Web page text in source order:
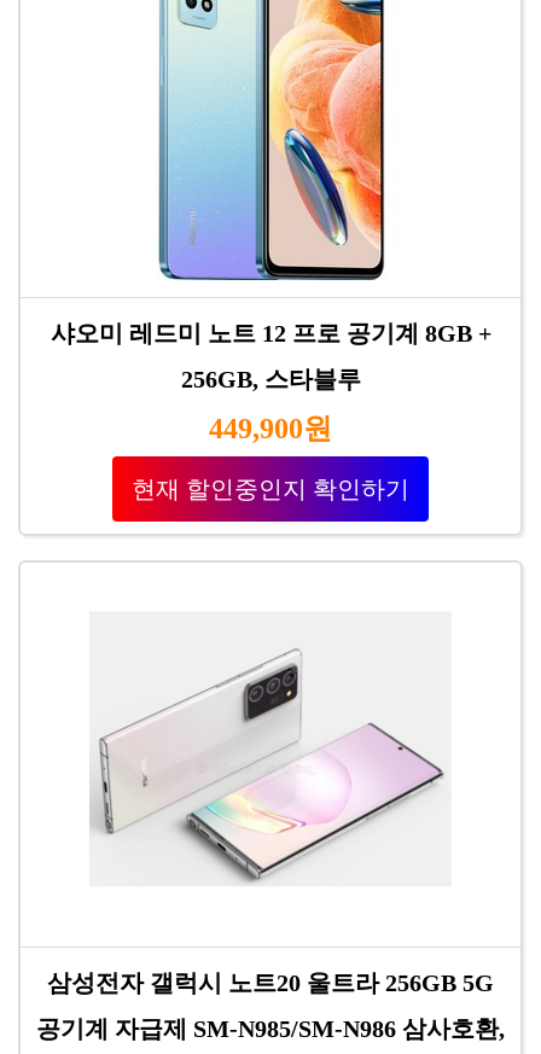
샤오미 레드미 노트 12 프로 공기계 8GB +
256GB, 스타블루
449,900원
현재 할인중인지 확인하기
삼성전자 갤럭시 노트20 울트라 256GB 5G
공기계 자급제 SM-N985/SM-N986 삼사호환,